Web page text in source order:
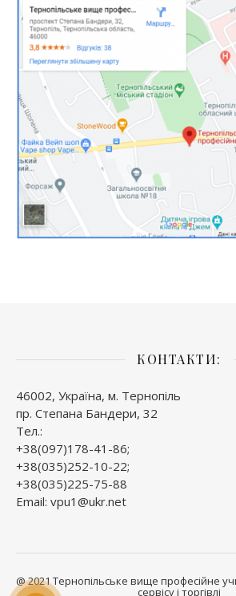
КОНТАКТИ:
46002, Україна, м. Тернопіль
пр. Степана Бандери, 32
Тел.:
+38(097)178-41-86;
+38(035)252-10-22;
+38(035)225-75-88
Email: vpu1@ukr.net
@ 2021 Тернопільське вище професійне
сервісу і торгівлі